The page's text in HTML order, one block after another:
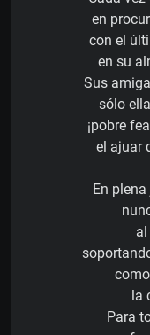
en
con el
en su
Sus
sólo
¡pobre
el ajuar
En
la
Para